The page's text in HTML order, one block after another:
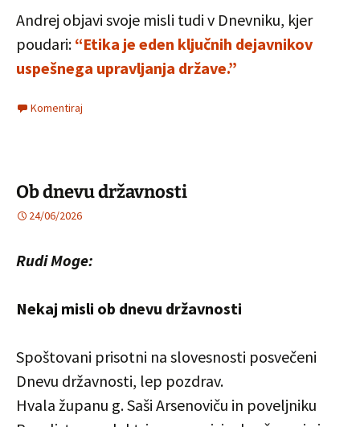
Andrej objavi svoje misli tudi v Dnevniku, kjer
poudari: “Etika je eden ključnih dejavnikov
uspešnega upravljanja države.”
Komentiraj
Ob dnevu državnosti
24/06/2026
Rudi Moge:
Nekaj misli ob dnevu državnosti
Spoštovani prisotni na slovesnosti posvečeni
Dnevu državnosti, lep pozdrav.
Hvala županu g. Saši Arsenoviču in poveljniku